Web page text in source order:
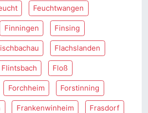
Feuchtwangen
Finningen Finsing
Flachslanden
Flintsbach Floß
Forchheim Forstinning
Frankenwinheim Frasdorf